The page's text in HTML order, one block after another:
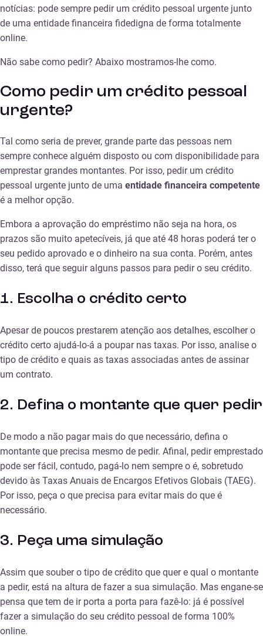
notícias: pode sempre pedir um crédito pessoal urgente junto
de uma entidade financeira fidedigna de forma totalmente
online.
Não sabe como pedir? Abaixo mostramos-lhe como.
Como pedir um crédito pessoal
urgente?
Tal como seria de prever, grande parte das pessoas nem
sempre conhece alguém disposto ou com disponibilidade para
emprestar grandes montantes. Por isso, pedir um crédito
pessoal urgente junto de uma entidade financeira competente
é a melhor opção.
Embora a aprovação do empréstimo não seja na hora, os
prazos são muito apetecíveis, já que até 48 horas poderá ter o
seu pedido aprovado e o dinheiro na sua conta. Porém, antes
disso, terá que seguir alguns passos para pedir o seu crédito.
1. Escolha o crédito certo
Apesar de poucos prestarem atenção aos detalhes, escolher o
crédito certo ajudá-lo-á a poupar nas taxas. Por isso, analise o
tipo de crédito e quais as taxas associadas antes de assinar
um contrato.
2. Defina o montante que quer pedir
De modo a não pagar mais do que necessário, defina o
montante que precisa mesmo de pedir. Afinal, pedir emprestado
pode ser fácil, contudo, pagá-lo nem sempre o é, sobretudo
devido às Taxas Anuais de Encargos Efetivos Globais (TAEG).
Por isso, peça o que precisa para evitar mais do que é
necessário.
3. Peça uma simulação
Assim que souber o tipo de crédito que quer e qual o montante
a pedir, está na altura de fazer a sua simulação. Mas engane-se
pensa que tem de ir porta a porta para fazê-lo: já é possível
fazer a simulação do seu crédito pessoal de forma 100%
online.